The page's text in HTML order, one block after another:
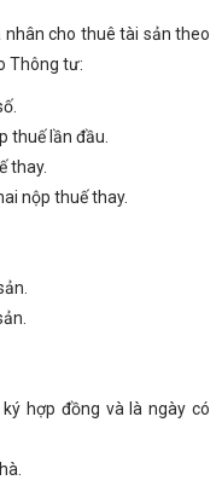
nhân cho thuê tài sản theo
Thông tư:
thuế lần đầu.
thay.
nộp thuế thay.
hợp đồng và là ngày có